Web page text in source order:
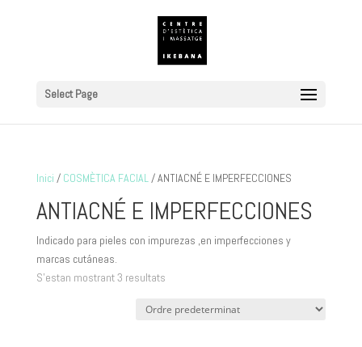
Select Page
Inici / COSMÈTICA FACIAL/ ANTIACNÉ E IMPERFECCIONES
ANTIACNÉ E IMPERFECCIONES
Indicado para pieles con impurezas ,en imperfecciones y
marcas cutáneas.
S'estan mostrant 3 resultats